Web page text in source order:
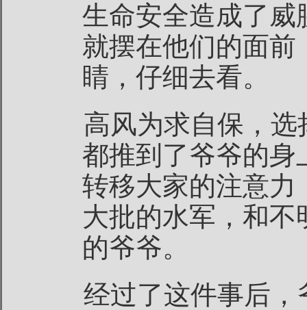
生命安全造成了
就摆在他们的面前
睛，仔细去看。
高风为求自保，
都推到了爷爷的身
转移大家的注意力
大批的水军，和
的爷爷。
经过了这件事后